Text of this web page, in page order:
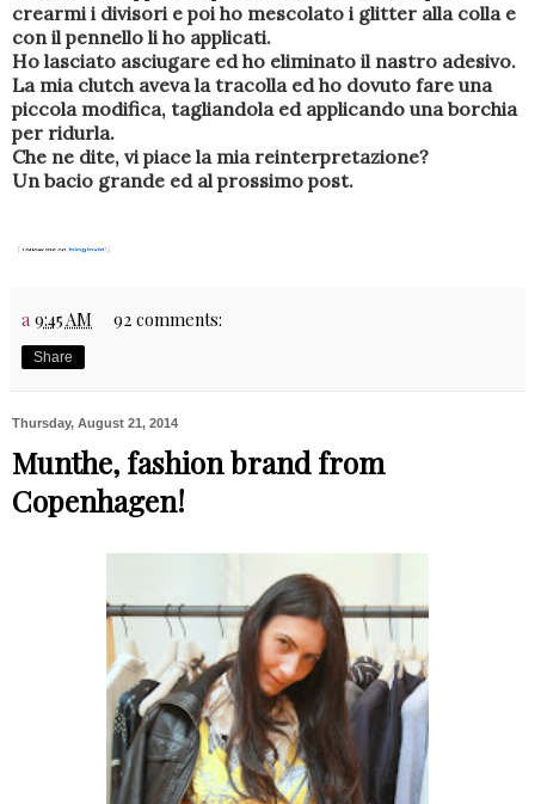
crearmi i divisori e poi ho mescolato i glitter alla colla e
con il pennello li ho applicati.
Ho lasciato asciugare ed ho eliminato il nastro adesivo.
La mia clutch aveva la tracolla ed ho dovuto fare una
piccola modifica, tagliandola ed applicando una borchia
per ridurla.
Che ne dite, vi piace la mia reinterpretazione?
Un bacio grande ed al prossimo post.
a 9:45 AM 92 comments:
Share
Thursday, August 21, 2014
Munthe, fashion brand from
Copenhagen!